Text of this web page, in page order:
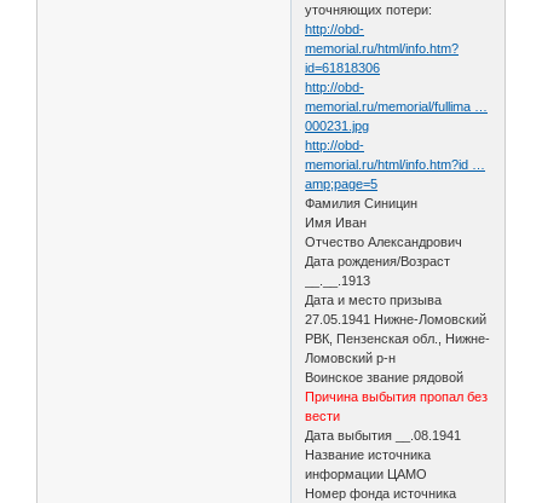
уточняющих потери:
http://obd-
memorial.ru/html/info.htm?
id=61818306
http://obd-
memorial.ru/memorial/fullima …
000231.jpg
http://obd-
memorial.ru/html/info.htm?id …
amp;page=5
Фамилия Синицин
Имя Иван
Отчество Александрович
Дата рождения/Возраст
__.__.1913
Дата и место призыва
27.05.1941 Нижне-Ломовский
РВК, Пензенская обл., Нижне-
Ломовский р-н
Воинское звание рядовой
Причина выбытия пропал без
вести
Дата выбытия __.08.1941
Название источника
информации ЦАМО
Номер фонда источника